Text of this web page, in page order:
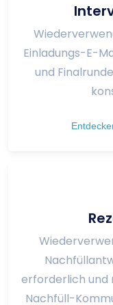
Einladungs-E-
und
erforderlich und
Nachfüll-